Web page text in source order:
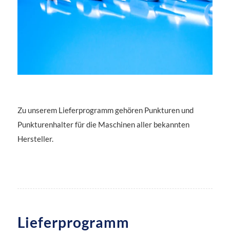
Zu unserem Lieferprogramm gehören Punkturen und
Punkturenhalter für die Maschinen aller bekannten
Hersteller.
Lieferprogramm